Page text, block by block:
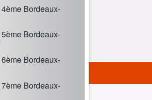
Bordeaux-
Bordeaux-
Bordeaux-
Bordeaux-